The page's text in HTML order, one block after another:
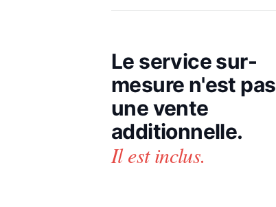
Le service sur-
mesure n'est pas
une vente
additionnelle.
Il est inclus.